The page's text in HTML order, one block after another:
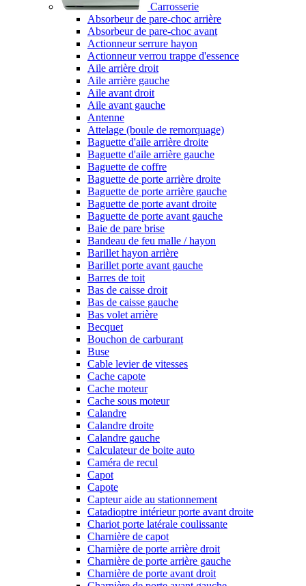
Carrosserie
Absorbeur de pare-choc arrière
Absorbeur de pare-choc avant
Actionneur serrure hayon
Actionneur verrou trappe d'essence
Aile arrière droit
Aile arrière gauche
Aile avant droit
Aile avant gauche
Antenne
Attelage (boule de remorquage)
Baguette d'aile arrière droite
Baguette d'aile arrière gauche
Baguette de coffre
Baguette de porte arrière droite
Baguette de porte arrière gauche
Baguette de porte avant droite
Baguette de porte avant gauche
Baie de pare brise
Bandeau de feu malle / hayon
Barillet hayon arrière
Barillet porte avant gauche
Barres de toit
Bas de caisse droit
Bas de caisse gauche
Bas volet arrière
Becquet
Bouchon de carburant
Buse
Cable levier de vitesses
Cache capote
Cache moteur
Cache sous moteur
Calandre
Calandre droite
Calandre gauche
Calculateur de boite auto
Caméra de recul
Capot
Capote
Capteur aide au stationnement
Catadioptre intérieur porte avant droite
Chariot porte latérale coulissante
Charnière de capot
Charnière de porte arrière droit
Charnière de porte arrière gauche
Charnière de porte avant droit